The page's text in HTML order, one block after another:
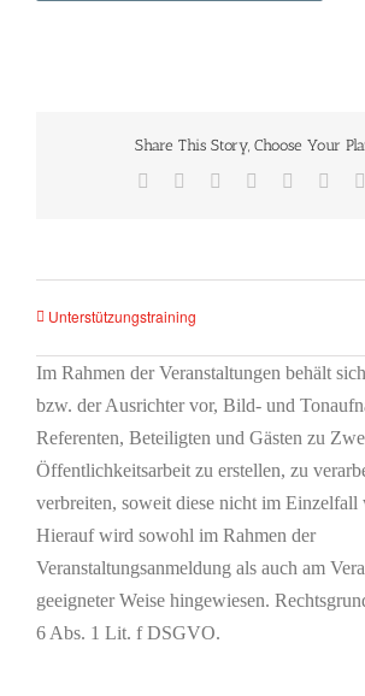
Share This Story, Choose Your
Facebook Reddit LinkedIn
Tumblr
Unterstützungstraining
Im Rahmen der Veranstaltungen behält
bzw. der Ausrichter vor, Bild- und
Referenten, Beteiligten und Gästen zu
Öffentlichkeitsarbeit zu erstellen, zu
verbreiten, soweit diese nicht im Einzelfall
Hierauf wird sowohl im Rahmen der
Veranstaltungsanmeldung als auch am
geeigneter Weise hingewiesen.
6 Abs. 1 Lit. f DSGVO.